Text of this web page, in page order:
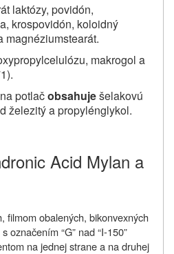
laktózy, povidón,
krospovidón, koloidný
magnéziumstearát.
makrogol a
potlačobsahuješelakovú
železitý a propylénglykol.
Acid Mylan a
filmom obalených, bikonvexných
označením “G” nad “I-150”
na jednej strane a na druhej